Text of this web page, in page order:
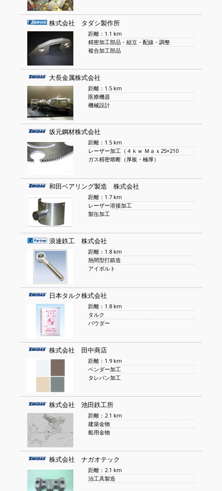
株式会社 タダシ製作所
距離：1.1 km
精密加工部品・組立・配線・調整
複合加工部品
大長金属株式会社
距離：1.5 km
医療機器
機械設計
坂元鋼材株式会社
距離：1.5 km
レーザー加工（４ｋｗ Ｍａｘ25×210
ガス精密熔断（厚板・極厚）
和田ベアリング製造 株式会社
距離：1.7 km
レーザー溶接加工
製缶加工
浪速鉄工 株式会社
距離：1.8 km
熱間型打鍛造
アイボルト
日本タルク株式会社
距離：1.8 km
タルク
パウダー
株式会社 田中商店
距離：1.9 km
ベンダー加工
タレパン加工
株式会社 池田鉄工所
距離：2.1 km
建築金物
船用金物
株式会社 ナガオテック
距離：2.1 km
治工具製造